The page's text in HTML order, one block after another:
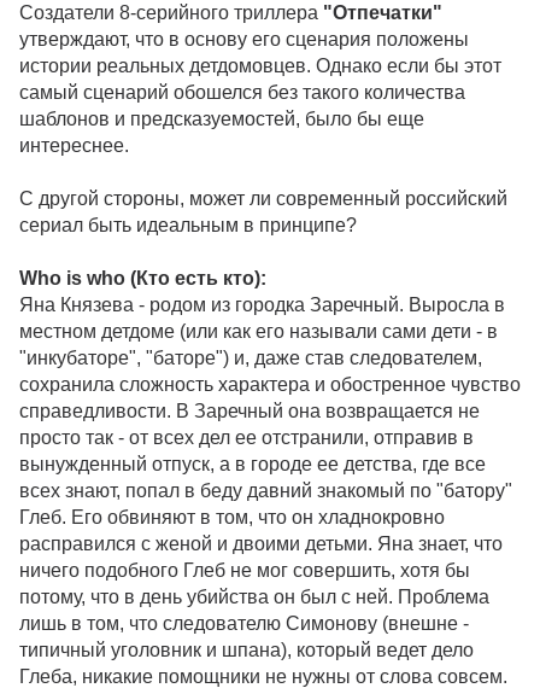
Создатели 8-серийного триллера "Отпечатки"
утверждают, что в основу его сценария положены
истории реальных детдомовцев. Однако если бы этот
самый сценарий обошелся без такого количества
шаблонов и предсказуемостей, было бы еще
интереснее.
С другой стороны, может ли современный российский
сериал быть идеальным в принципе?
Who is who (Кто есть кто):
Яна Князева - родом из городка Заречный. Выросла в
местном детдоме (или как его называли сами дети - в
"инкубаторе", "баторе") и, даже став следователем,
сохранила сложность характера и обостренное чувство
справедливости. В Заречный она возвращается не
просто так - от всех дел ее отстранили, отправив в
вынужденный отпуск, а в городе ее детства, где все
всех знают, попал в беду давний знакомый по "батору"
Глеб. Его обвиняют в том, что он хладнокровно
расправился с женой и двоими детьми. Яна знает, что
ничего подобного Глеб не мог совершить, хотя бы
потому, что в день убийства он был с ней. Проблема
лишь в том, что следователю Симонову (внешне -
типичный уголовник и шпана), который ведет дело
Глеба, никакие помощники не нужны от слова совсем.